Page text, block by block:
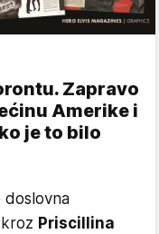
Zapravo
Amerike i
je to bilo
doslovna
Priscillina